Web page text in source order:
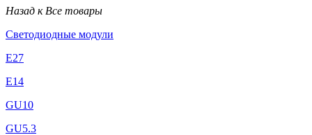
Назад к Все товары
Светодиодные модули
E27
E14
GU10
GU5.3